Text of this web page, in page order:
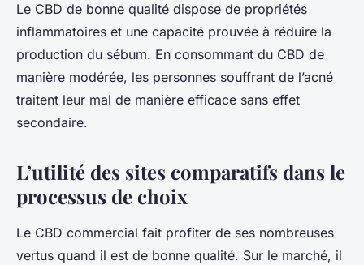
Le CBD de bonne qualité dispose de propriétés
inflammatoires et une capacité prouvée à réduire la
production du sébum. En consommant du CBD de
manière modérée, les personnes souffrant de l’acné
traitent leur mal de manière efficace sans effet
secondaire.
L’utilité des sites comparatifs dans le
processus de choix
Le CBD commercial fait profiter de ses nombreuses
vertus quand il est de bonne qualité. Sur le marché, il